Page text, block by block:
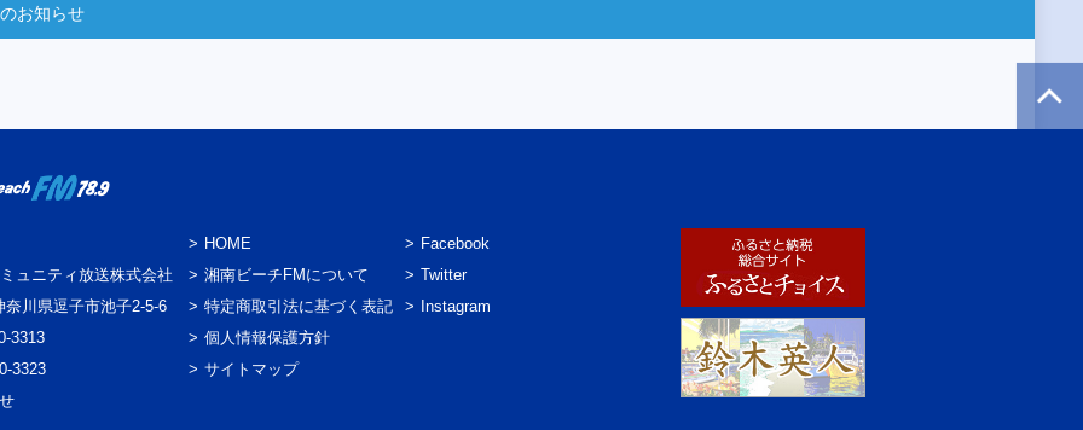
お知らせ
ュニティ放送株式会社
奈川県逗子市池子2-5-6
3313
3323
HOME
湘南ビーチFMについて
特定商取引法に基づく表記
個人情報保護方針
サイトマップ
Facebook
Twitter
Instagram